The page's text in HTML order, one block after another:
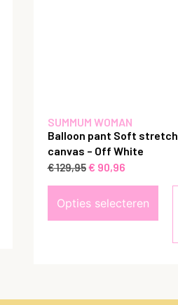
SUMMUM WOMAN
Balloon pant Soft stretch
canvas – Off White
€129,95€ 90,96
Opties selecteren